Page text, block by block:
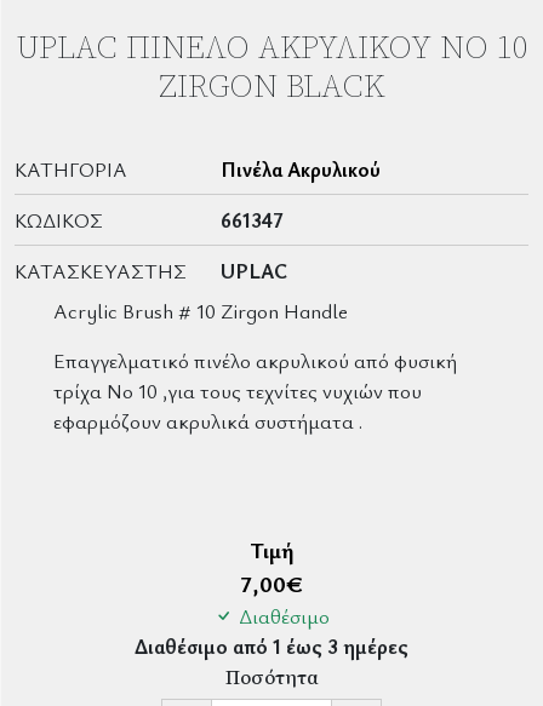
UPLAC ΠΙΝΈΛΟ ΑΚΡΥΛΙΚΟΎ ΝΟ 10
ZIRGON BLACK
ΚΑΤΗΓΟΡΊΑ
Πινέλα Ακρυλικού
ΚΩΔΙΚΌΣ
661347
ΚΑΤΑΣΚΕΥΑΣΤΉΣ
UPLAC
Acrylic Brush # 10 Zirgon Handle
Επαγγελματικό πινέλο ακρυλικού από φυσική
τρίχα Νο 10 ,για τους τεχνίτες νυχιών που
εφαρμόζουν ακρυλικά συστήματα .
Τιμή
7,00€
Διαθέσιμο
Διαθέσιμο από 1 έως 3 ημέρες
Ποσότητα